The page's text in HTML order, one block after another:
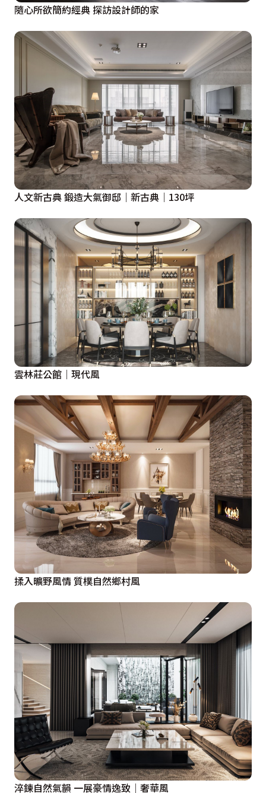
隨心所欲簡約經典 探訪設計師的家
人文新古典 鍛造大氣御邸｜新古典｜130坪
雲林莊公館｜現代風
揉入曠野風情 質樸自然鄉村風
淬鍊自然氣韻 一展豪情逸致｜奢華風